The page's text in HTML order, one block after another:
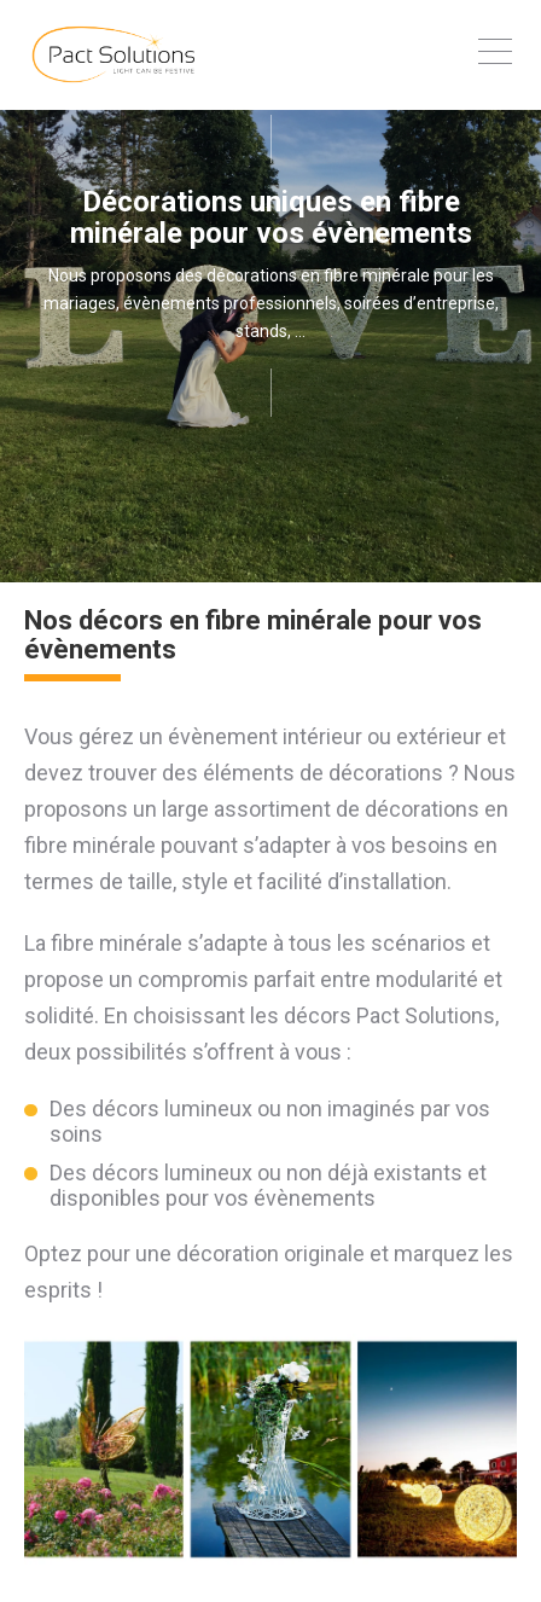
Décorations uniques en fibre
minérale pour vos évènements
Nous proposons des décorations en fibre minérale pour les
mariages, évènements professionnels, soirées d’entreprise,
stands, …
Nos décors en fibre minérale pour vos
évènements
Vous gérez un évènement intérieur ou extérieur et
devez trouver des éléments de décorations ? Nous
proposons un large assortiment de décorations en
fibre minérale pouvant s’adapter à vos besoins en
termes de taille, style et facilité d’installation.
La fibre minérale s’adapte à tous les scénarios et
propose un compromis parfait entre modularité et
solidité. En choisissant les décors Pact Solutions,
deux possibilités s’offrent à vous :
Des décors lumineux ou non imaginés par vos
soins
Des décors lumineux ou non déjà existants et
disponibles pour vos évènements
Optez pour une décoration originale et marquez les
esprits !